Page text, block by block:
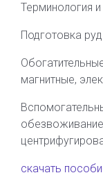
Терминология
Подготовка
магнитные,
скачать